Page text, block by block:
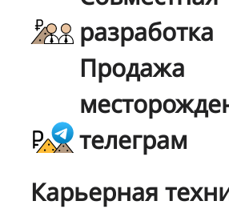
разработка
Продажа
телеграм
Карьерная